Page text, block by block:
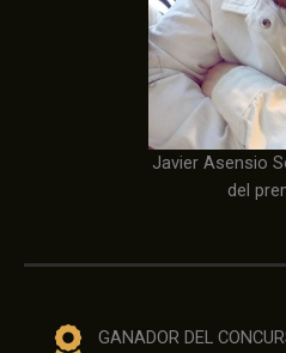
Javier Asensio
del
GANADOR DEL